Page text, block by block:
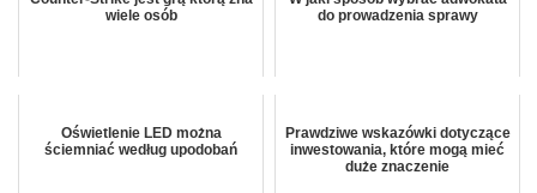
wiele osób
do prowadzenia sprawy
Oświetlenie LED można
ściemniać według upodobań
Prawdziwe wskazówki dotyczące
inwestowania, które mogą mieć
duże znaczenie